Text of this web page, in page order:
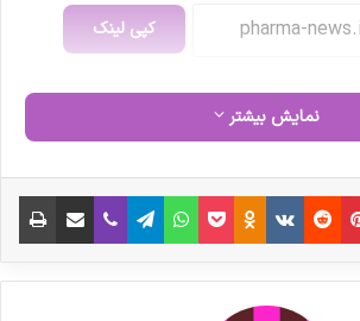
کپی لینک
نمایش بیشتر
‫پین‌ترست ‫رددیت ‫VKontakte
‫Odnoklassniki پاکت واتس آپ تلگرام وایبر اشتراک گذاری از طریق ایمیل